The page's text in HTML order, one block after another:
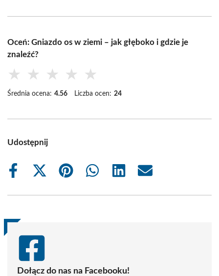
Oceń: Gniazdo os w ziemi – jak głęboko i gdzie je
znaleźć?
★ ★ ★ ★ ★
Średnia ocena: 4.56 Liczba ocen: 24
Udostępnij
Share
Share
(Twitter)
Share
Share
Share
Share
Dołącz do nas na Facebooku!